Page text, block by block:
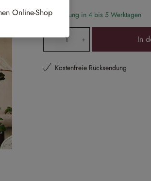
Lieferung in 4 bis 5 Werktagen
Produkt Anzahl: Gib
In
Kostenfreie Rücksendung
Online-Shop